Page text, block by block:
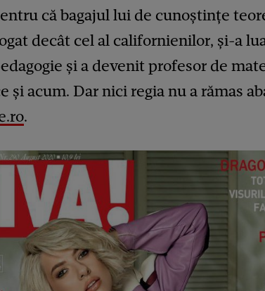
că bagajul lui de cunoștințe
decât cel al californienilor, și-a
și a devenit profesor de
și acum. Dar nici regia nu a rămas
.